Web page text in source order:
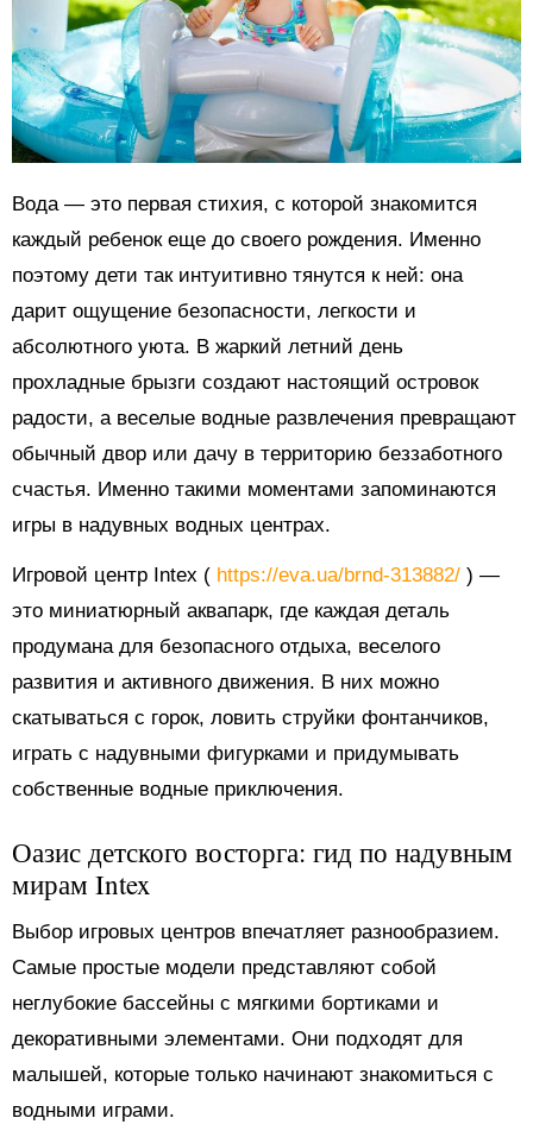
Вода — это первая стихия, с которой знакомится
каждый ребенок еще до своего рождения. Именно
поэтому дети так интуитивно тянутся к ней: она
дарит ощущение безопасности, легкости и
абсолютного уюта. В жаркий летний день
прохладные брызги создают настоящий островок
радости, а веселые водные развлечения превращают
обычный двор или дачу в территорию беззаботного
счастья. Именно такими моментами запоминаются
игры в надувных водных центрах.
Игровой центр Intex ( https://eva.ua/brnd-313882/ ) —
это миниатюрный аквапарк, где каждая деталь
продумана для безопасного отдыха, веселого
развития и активного движения. В них можно
скатываться с горок, ловить струйки фонтанчиков,
играть с надувными фигурками и придумывать
собственные водные приключения.
Оазис детского восторга: гид по надувным
мирам Intex
Выбор игровых центров впечатляет разнообразием.
Самые простые модели представляют собой
неглубокие бассейны с мягкими бортиками и
декоративными элементами. Они подходят для
малышей, которые только начинают знакомиться с
водными играми.